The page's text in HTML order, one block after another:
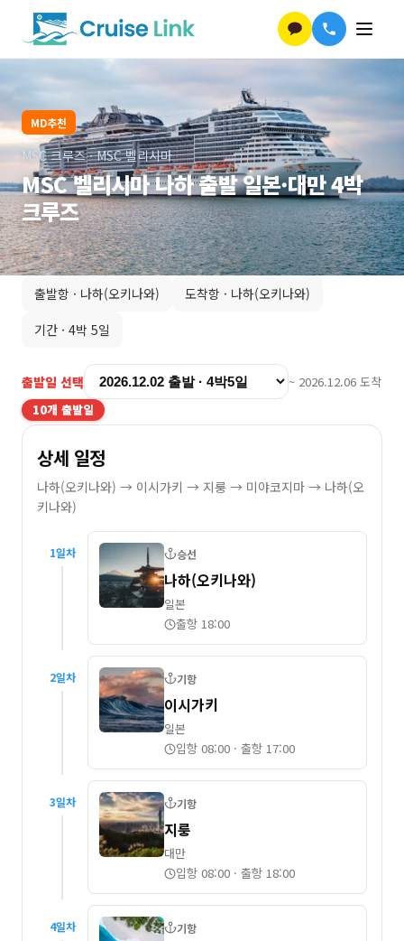
MD추천
MSC 크루즈·MSC 벨리시마
MSC 벨리시마 나하 출발 일본·대만 4박
크루즈
출발항 · 나하(오키나와) 도착항 · 나하(오키나와)
기간 · 4박 5일
출발일 선택 ~ 2026.12.06 도착
10개 출발일
상세 일정
나하(오키나와) → 이시가키 → 지룽 → 미야코지마 → 나하(오
키나와)
1일차 승선
나하(오키나와)
일본
출항 18:00
2일차 기항
이시가키
일본
입항 08:00 · 출항 17:00
3일차 기항
지룽
대만
입항 08:00 · 출항 18:00
4일차 기항